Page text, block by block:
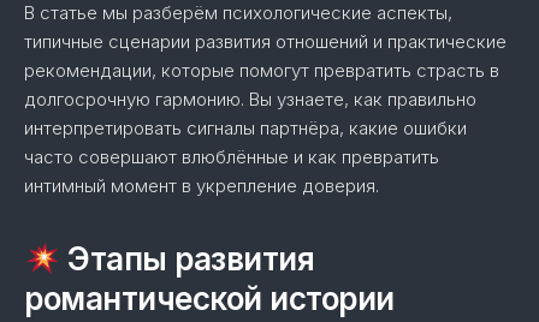
В статье мы разберём психологические аспекты,
типичные сценарии развития отношений и практические
рекомендации, которые помогут превратить страсть в
долгосрочную гармонию. Вы узнаете, как правильно
интерпретировать сигналы партнёра, какие ошибки
часто совершают влюблённые и как превратить
интимный момент в укрепление доверия.
Этапы развития
романтической истории